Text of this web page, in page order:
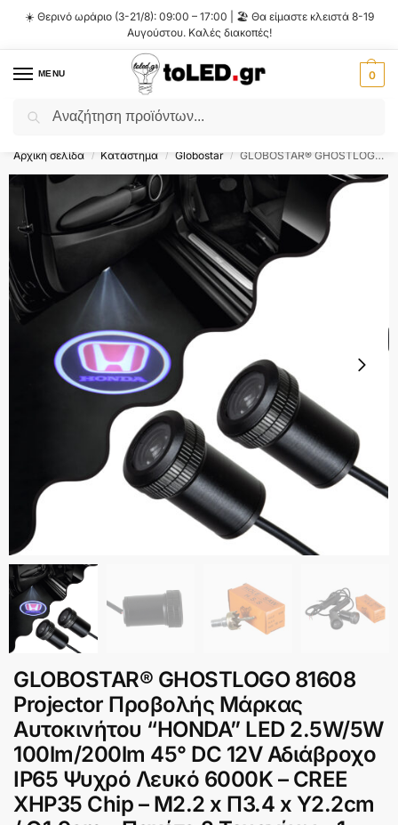
☀️ Θερινό ωράριο (3-21/8): 09:00 – 17:00 | 🏖️ Θα είμαστε κλειστά 8-19
Αυγούστου. Καλές διακοπές!
MENU 0
Flash Sale ⚡ 10% Έκπτωση με τον κωδικό
Αρχική σελίδα / Κατάστημα / Globostar / GLOBOSTAR® GHOSTLOGO 81608 Projector Προβολής Μάρκας Αυτοκινήτου “HONDA” LED 2.5W/5W 100lm/200lm 45° DC 12V Αδιάβροχο IP65 Ψυχρό Λευκό 6000K – CREE XHP35 Chip – Μ2.2 x Π3.4 x Υ2.2cm / Q1.9cm – Πακέτο 2 Τεμαχίων – 1 Χρόνο Εγγύηση
GLOBOSTAR® GHOSTLOGO 81608
Projector Προβολής Μάρκας
Αυτοκινήτου “HONDA” LED 2.5W/5W
100lm/200lm 45° DC 12V Αδιάβροχο
IP65 Ψυχρό Λευκό 6000K – CREE
XHP35 Chip – Μ2.2 x Π3.4 x Υ2.2cm